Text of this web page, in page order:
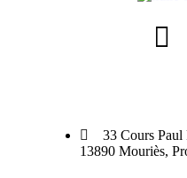
33 Cours Paul
13890 Mouriès,